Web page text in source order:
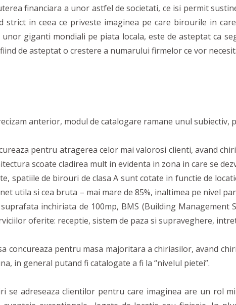
financiara a unor astfel de societati, ce isi permit
strict in ceea ce priveste imaginea pe care birourile in
giganti mondiali pe piata locala, este de asteptat ca
de asteptat o crestere a numarului firmelor ce vor
anterior, modul de catalogare ramane unul
pentru atragerea celor mai valorosi clienti, avand
scoate cladirea mult in evidenta in zona in care se
spatiile de birouri de clasa A sunt cotate in functie de
utila si cea bruta – mai mare de 85%, inaltimea pe nivel
inchiriata de 100mp, BMS (Building
oferite: receptie, sistem de paza si supraveghere,
concureaza pentru masa majoritara a chiriasilor, avand
in general putand fi catalogate a fi la “nivelul pietei”.
se adreseaza clientilor pentru care imaginea are un rol